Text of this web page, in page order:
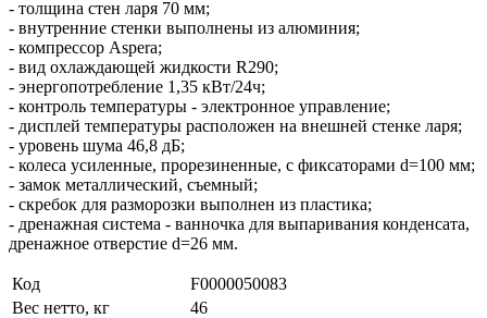
- толщина стен ларя 70 мм;
- внутренние стенки выполнены из алюминия;
- компрессор Aspera;
- вид охлаждающей жидкости R290;
- энергопотребление 1,35 кВт/24ч;
- контроль температуры - электронное управление;
- дисплей температуры расположен на внешней стенке ларя;
- уровень шума 46,8 дБ;
- колеса усиленные, прорезиненные, с фиксаторами d=100 мм;
- замок металлический, съемный;
- скребок для разморозки выполнен из пластика;
- дренажная система - ванночка для выпаривания конденсата,
дренажное отверстие d=26 мм.
Код
F0000050083
Вес нетто, кг
46